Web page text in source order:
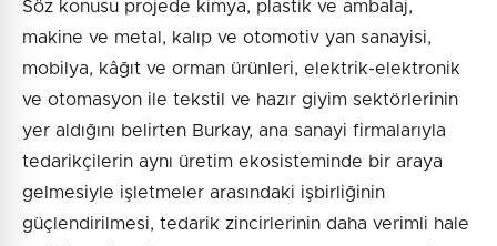
Söz konusu projede kimya, plastik ve ambalaj,
makine ve metal, kalıp ve otomotiv yan sanayisi,
mobilya, kâğıt ve orman ürünleri, elektrik-elektronik
ve otomasyon ile tekstil ve hazır giyim sektörlerinin
yer aldığını belirten Burkay, ana sanayi firmalarıyla
tedarikçilerin aynı üretim ekosisteminde bir araya
gelmesiyle işletmeler arasındaki işbirliğinin
güçlendirilmesi, tedarik zincirlerinin daha verimli hale